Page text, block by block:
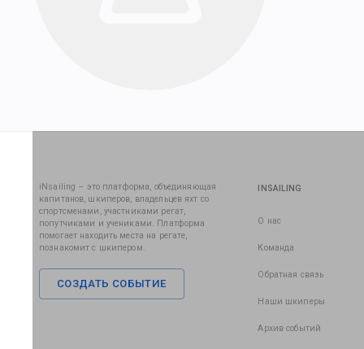
iNsailing – это платформа, объединяющая
капитанов, шкиперов, владельцев яхт со
спортсменами, участниками регат,
попутчиками и учениками. Платформа
помогает находить места на регате,
познакомит с шкипером.
СОЗДАТЬ СОБЫТИЕ
INSAILING
О нас
Команда
Обратная связь
Наши шкиперы
Архив событий